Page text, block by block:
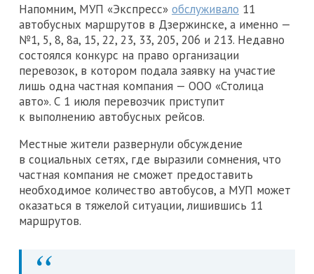
Напомним, МУП «Экспресс» обслуживало 11
автобусных маршрутов в Дзержинске, а именно —
№1, 5, 8, 8а, 15, 22, 23, 33, 205, 206 и 213. Недавно
состоялся конкурс на право организации
перевозок, в котором подала заявку на участие
лишь одна частная компания — ООО «Столица
авто». С 1 июля перевозчик приступит
к выполнению автобусных рейсов.
Местные жители развернули обсуждение
в социальных сетях, где выразили сомнения, что
частная компания не сможет предоставить
необходимое количество автобусов, а МУП может
оказаться в тяжелой ситуации, лишившись 11
маршрутов.